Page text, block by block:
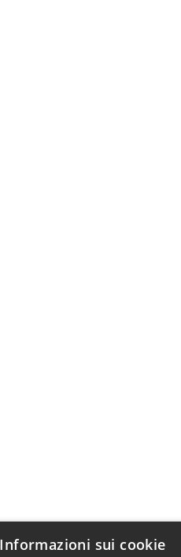
Informazioni sui cookie